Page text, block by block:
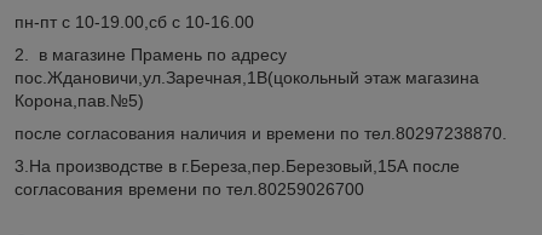
пн-пт с 10-19.00,сб с 10-16.00
2. в магазине Прамень по адресу
пос.Ждановичи,ул.Заречная,1В(цокольный этаж магазина
Корона,пав.№5)
после согласования наличия и времени по тел.80297238870.
3.На производстве в г.Береза,пер.Березовый,15А после
согласования времени по тел.80259026700